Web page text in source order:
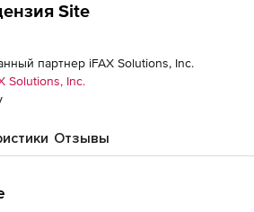
Site
партнер iFAX Solutions, Inc.
Solutions, Inc.
Отзывы